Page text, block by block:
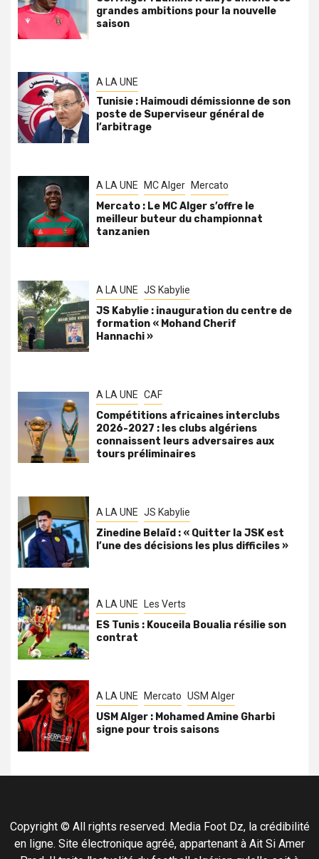
grandes ambitions pour la nouvelle
saison
A LA UNE
Tunisie : Haimoudi démissionne de son
poste de Superviseur général de
l’arbitrage
A LA UNE MC Alger Mercato
Mercato : Le MC Alger s’offre le
meilleur buteur du championnat
tanzanien
A LA UNE JS Kabylie
JS Kabylie : inauguration du centre de
formation « Mohand Cherif
Hannachi »
A LA UNE CAF
Compétitions africaines interclubs
2026-2027 : les clubs algériens
connaissent leurs adversaires aux
tours préliminaires
A LA UNE JS Kabylie
Zinedine Belaïd : « Quitter la JSK est
l’une des décisions les plus difficiles »
A LA UNE Les Verts
ES Tunis : Kouceila Boualia résilie son
contrat
A LA UNE Mercato USM Alger
USM Alger : Mohamed Amine Gharbi
signe pour trois saisons
Copyright © All rights reserved. Media Foot Dz, la crédibilité
en ligne. Site électronique agréé, appartenant à Ait Si Amer